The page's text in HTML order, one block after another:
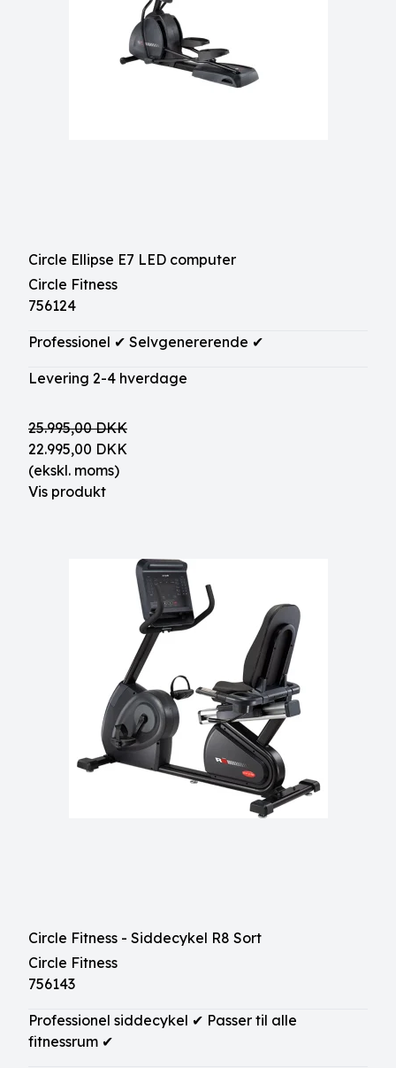
Circle Ellipse E7 LED computer
Circle Fitness
756124
Professionel ✔ Selvgenererende ✔
Levering 2-4 hverdage
25.995,00 DKK
22.995,00 DKK
(ekskl. moms)
Vis produkt
Circle Fitness - Siddecykel R8 Sort
Circle Fitness
756143
Professionel siddecykel ✔ Passer til alle
fitnessrum ✔